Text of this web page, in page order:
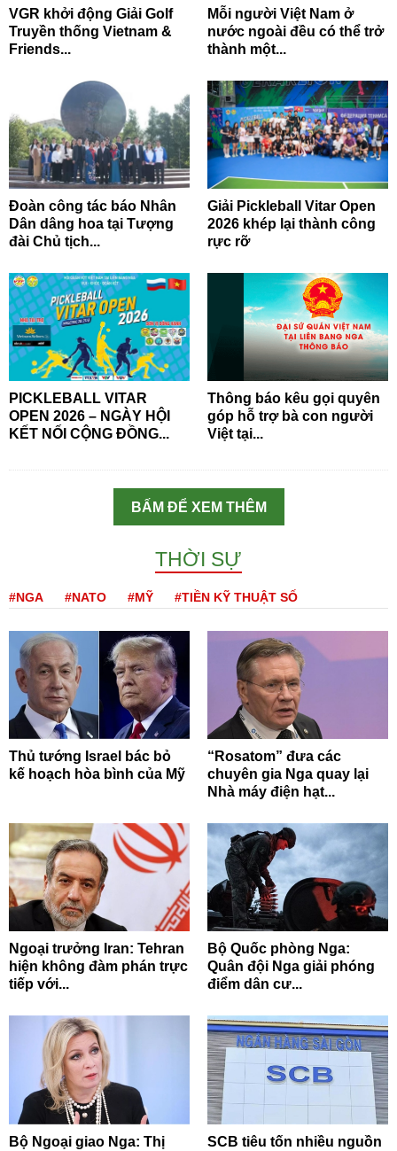
VGR khởi động Giải Golf
Truyền thống Vietnam &
Friends...
Mỗi người Việt Nam ở
nước ngoài đều có thể trở
thành một...
Đoàn công tác báo Nhân
Dân dâng hoa tại Tượng
đài Chủ tịch...
Giải Pickleball Vitar Open
2026 khép lại thành công
rực rỡ
PICKLEBALL VITAR
OPEN 2026 – NGÀY HỘI
KẾT NỐI CỘNG ĐỒNG...
Thông báo kêu gọi quyên
góp hỗ trợ bà con người
Việt tại...
BẤM ĐỂ XEM THÊM
THỜI SỰ
#NGA #NATO #MỸ #TIỀN KỸ THUẬT SỐ
Thủ tướng Israel bác bỏ
kế hoạch hòa bình của Mỹ
“Rosatom” đưa các
chuyên gia Nga quay lại
Nhà máy điện hạt...
Ngoại trưởng Iran: Tehran
hiện không đàm phán trực
tiếp với...
Bộ Quốc phòng Nga:
Quân đội Nga giải phóng
điểm dân cư...
Bộ Ngoại giao Nga: Thị SCB tiêu tốn nhiều nguồn